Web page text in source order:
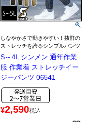
しなやかさで動きやすい！抜群の
ストレッチを誇るシンプルパンツ
S～4L シンメン 通年作業
服 作業着 ストレッチイー
ジーパンツ 06541
¥2,590税込